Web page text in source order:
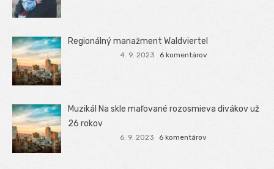
Regionálný manažment Waldviertel
4. 9. 2023 6 komentárov
Muzikál Na skle maľované rozosmieva divákov už
26 rokov
6. 9. 2023 6 komentárov